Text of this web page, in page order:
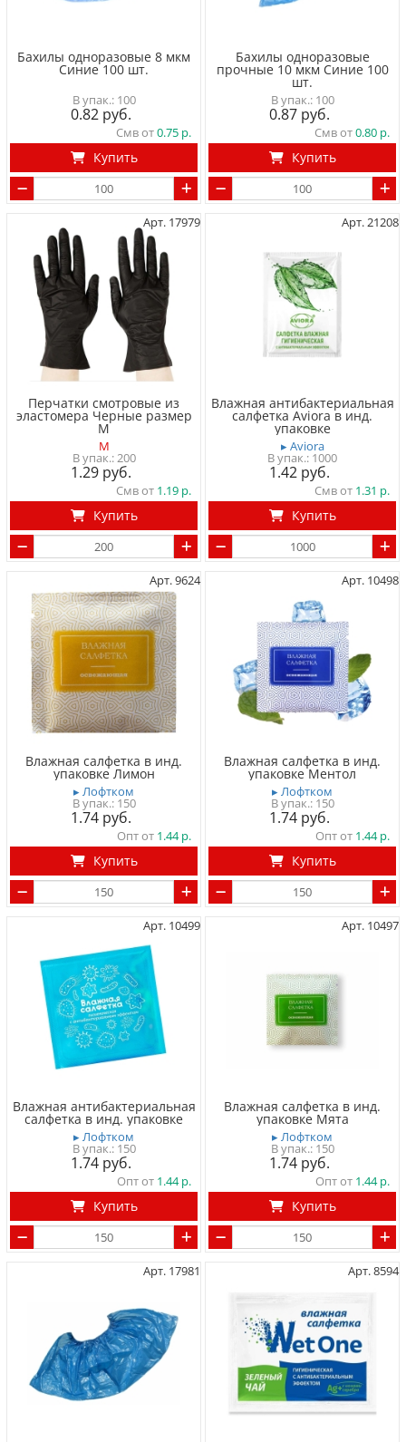
Бахилы одноразовые 8 мкм
Синие 100 шт.
100
0.82
Смв от0.75
Купить
Бахилы одноразовые
прочные 10 мкм Синие 100
шт.
100
0.87
Смв от0.80
Купить
Арт. 17979
Перчатки смотровые из
эластомера Черные размер
M
M
200
1.29
Смв от 1.19
Купить
Арт. 21208
Влажная антибактериальная
салфетка Aviora в инд.
упаковке
▸ Aviora
1000
1.42
Смв от 1.31
Купить
Арт. 9624
Влажная салфетка в инд.
упаковке Лимон
▸ Лофтком
150
1.74
Опт от 1.44
Купить
Арт. 10498
Влажная салфетка в инд.
упаковке Ментол
▸ Лофтком
150
1.74
Опт от 1.44
Купить
Арт. 10499
Влажная антибактериальная
салфетка в инд. упаковке
▸ Лофтком
150
1.74
Опт от 1.44
Купить
Арт. 10497
Влажная салфетка в инд.
упаковке Мята
▸ Лофтком
150
1.74
Опт от 1.44
Купить
Арт. 17981 Арт. 8594